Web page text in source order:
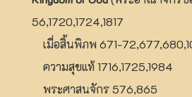
56,1720,1724,1817
เมื่อสิ้นพิภพ 671-
ความสุขแท้ 1716,1725,1984
พระศาสนจักร 576,865